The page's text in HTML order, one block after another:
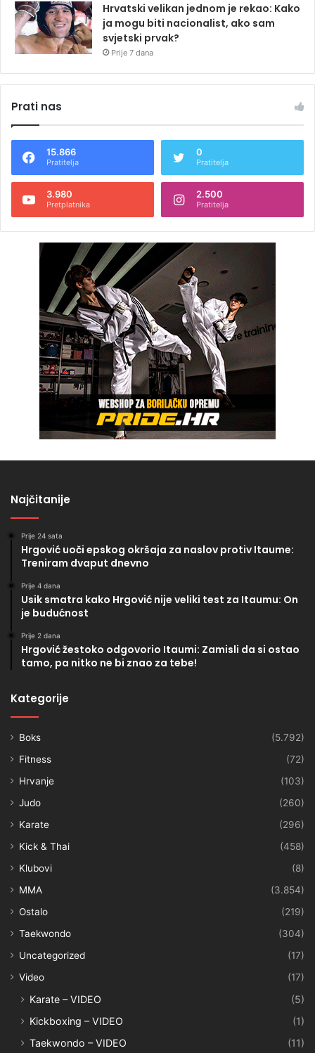
Hrvatski velikan jednom je rekao: Kako
ja mogu biti nacionalist, ako sam
svjetski prvak?
Prije 7 dana
Prati nas
15.866
Pratitelja
0
Pratitelja
3.980
Pretplatnika
2.500
Pratitelja
Najčitanije
Prije 24 sata
Hrgović uoči epskog okršaja za naslov protiv Itaume:
Treniram dvaput dnevno
Prije 4 dana
Usik smatra kako Hrgović nije veliki test za Itaumu: On
je budućnost
Prije 2 dana
Hrgović žestoko odgovorio Itaumi: Zamisli da si ostao
tamo, pa nitko ne bi znao za tebe!
Kategorije
Boks
(5.792)
Fitness
(72)
Hrvanje
(103)
Judo
(260)
Karate
(296)
Kick & Thai
(458)
Klubovi
(8)
MMA
(3.854)
Ostalo
(219)
Taekwondo
(304)
Uncategorized
(17)
Video
(17)
Karate – VIDEO
(5)
Kickboxing – VIDEO
(1)
Taekwondo – VIDEO
(11)